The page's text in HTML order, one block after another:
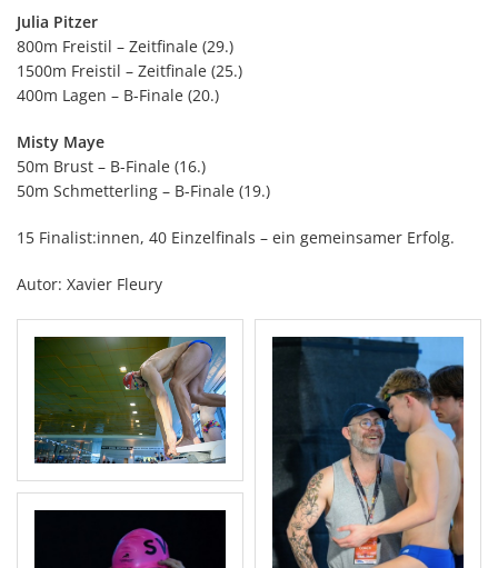
Julia Pitzer
800m Freistil – Zeitfinale (29.)
1500m Freistil – Zeitfinale (25.)
400m Lagen – B-Finale (20.)
Misty Maye
50m Brust – B-Finale (16.)
50m Schmetterling – B-Finale (19.)
15 Finalist:innen, 40 Einzelfinals – ein gemeinsamer Erfolg.
Autor: Xavier Fleury